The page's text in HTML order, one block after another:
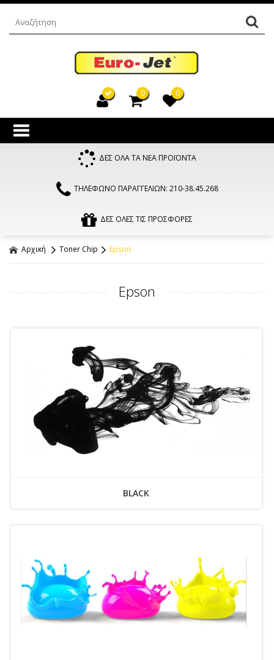
0 0
ΔΕΣ ΟΛΑ ΤΑ ΝΕΑ ΠΡΟΪΟΝΤΑ
ΤΗΛΕΦΩΝΟ ΠΑΡΑΓΓΕΛΙΩΝ: 210-38.45.268
ΔΕΣ ΟΛΕΣ ΤΙΣ ΠΡΟΣΦΟΡΕΣ
Αρχική Toner Chip Epson
Epson
BLACK